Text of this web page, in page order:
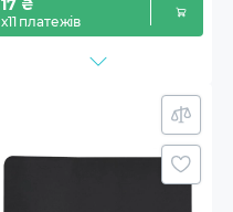
х11 платежів